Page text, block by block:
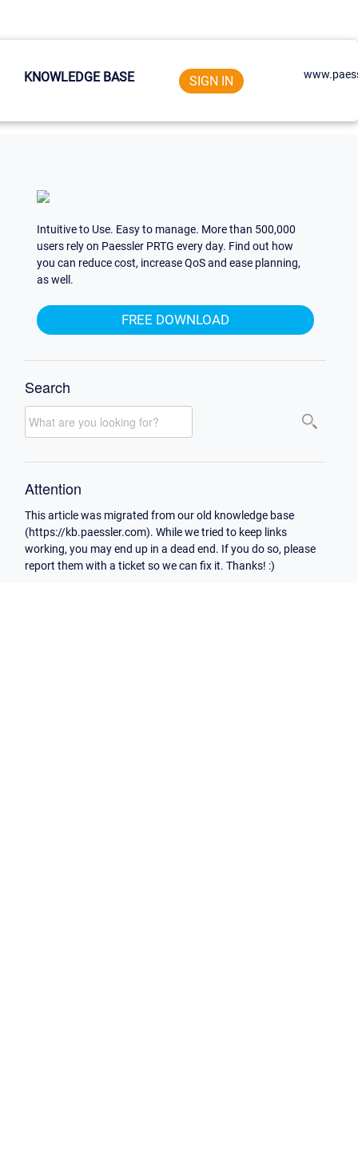
KNOWLEDGE BASE SIGN IN
Intuitive to Use. Easy to manage. More than 500,000
users rely on Paessler PRTG every day. Find out how
you can reduce cost, increase QoS and ease planning,
as well.
FREE DOWNLOAD
Search
Attention
This article was migrated from our old knowledge base
(https://kb.paessler.com). While we tried to keep links
working, you may end up in a dead end. If you do so, please
report them with a ticket so we can fix it. Thanks! :)